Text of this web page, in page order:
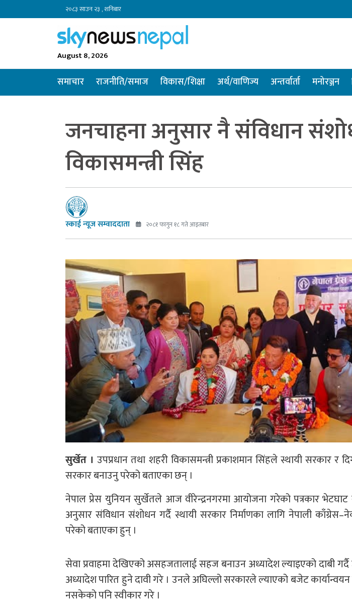
२०८३ साउन २३ , शनिबार
August 8, 2026
समाचार राजनीति/समाज विकास/शिक्षा अर्थ/वाणिज्य अन्तर्वार्ता मनोरञ्जन
जनचाहना अनुसार नै संविधान
विकासमन्त्री सिंह
स्काई न्यूज सम्वाददाता २०८१ फागुन १८ गते आइतबार
सुर्खेत । उपप्रधान तथा शहरी विकासमन्त्री प्रकाशमान सिंहले स्थायी सरकार र
सरकार बनाउनु परेको बताएका छन् ।
नेपाल प्रेस युनियन सुर्खेतले आज वीरेन्द्रनगरमा आयोजना गरेको पत्रकार भेटघाट
अनुसार संविधान संशोधन गर्दै स्थायी सरकार निर्माणका लागि नेपाली
परेको बताएका हुन् ।
सेवा प्रवाहमा देखिएको असहजतालाई सहज बनाउन अध्यादेश ल्याइएको दाबी गर्दै
अध्यादेश पारित हुने दावी गरे । उनले अघिल्लो सरकारले ल्याएको बजेट
नसकेको पनि स्वीकार गरे ।